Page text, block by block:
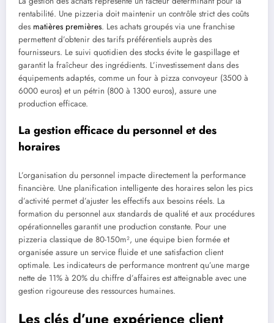
rentabilité. Une pizzeria doit maintenir un contrôle strict des coûts
des matières premières. Les achats groupés via une franchise
permettent d’obtenir des tarifs préférentiels auprès des
fournisseurs. Le suivi quotidien des stocks évite le gaspillage et
garantit la fraîcheur des ingrédients. L’investissement dans des
équipements adaptés, comme un four à pizza convoyeur (3500 à
6000 euros) et un pétrin (800 à 1300 euros), assure une
production efficace.
La gestion efficace du personnel et des
horaires
L’organisation du personnel impacte directement la performance
financière. Une planification intelligente des horaires selon les pics
d’activité permet d’ajuster les effectifs aux besoins réels. La
formation du personnel aux standards de qualité et aux procédures
opérationnelles garantit une production constante. Pour une
pizzeria classique de 80-150m², une équipe bien formée et
organisée assure un service fluide et une satisfaction client
optimale. Les indicateurs de performance montrent qu’une marge
nette de 11% à 20% du chiffre d’affaires est atteignable avec une
gestion rigoureuse des ressources humaines.
Les clés d’une expérience client